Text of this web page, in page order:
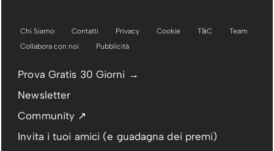
Chi Siamo Contatti Privacy Cookie T&C
Team
Collabora con noi
Pubblicità
Prova Gratis 30 Giorni →
Newsletter
Community ↗
Invita i tuoi amici (e guadagna dei premi)